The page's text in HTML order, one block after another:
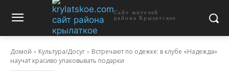
Сайт жителей
района Крылатское
Домой Культура/Досуг
Встречают по одежке: в клубе «Надежда»
научат красиво упаковывать подарки